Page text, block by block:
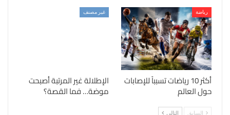
رياضة
أكثر 10 رياضات تسبباً للإصابات
حول العالم
غير مصنف
الإطلالة غير المرتبة أصبحت
موضة… فما القصة؟
السابق التالي